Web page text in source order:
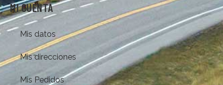
MI CUENTA
Mis datos
Mis direcciones
Mis Pedidos